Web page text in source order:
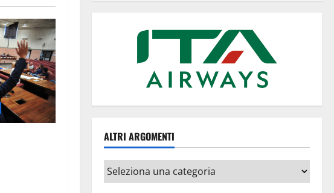
ALTRI ARGOMENTI
Altri
argomenti